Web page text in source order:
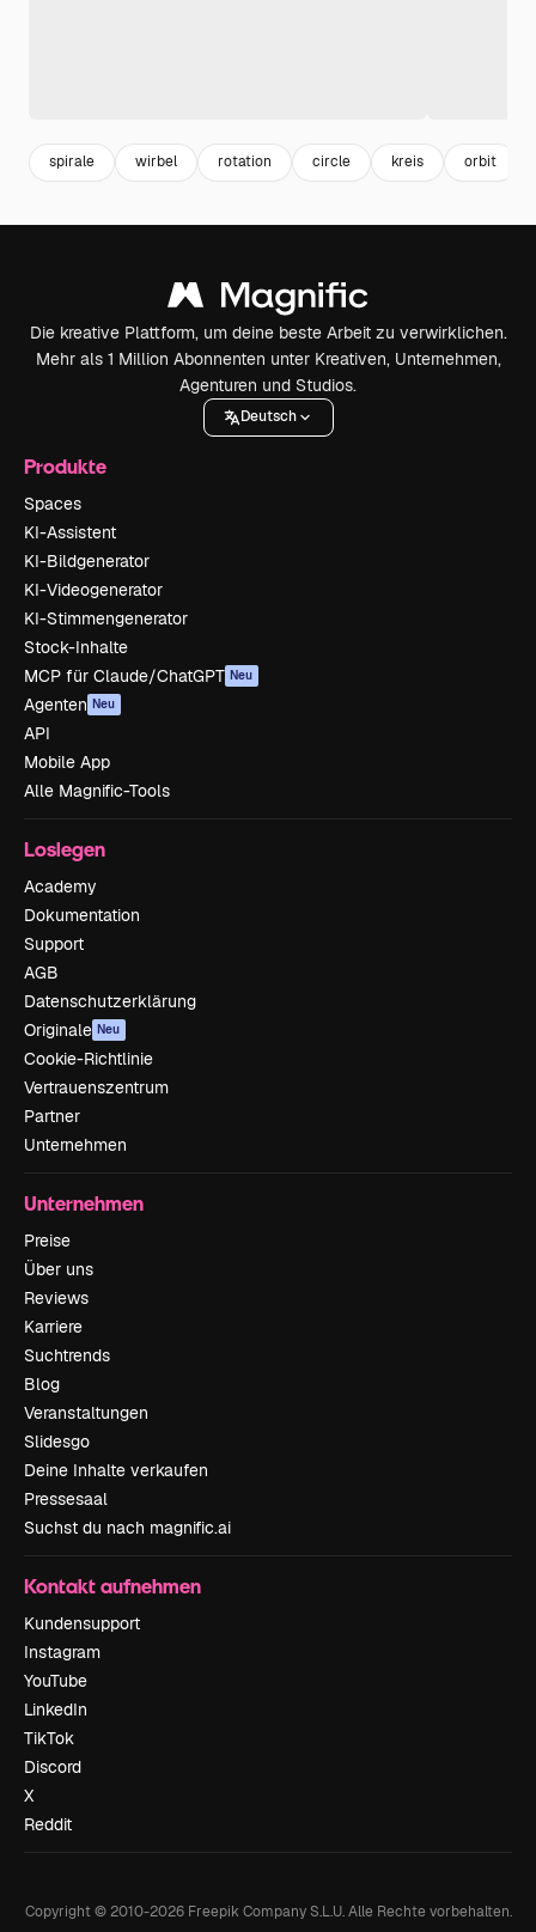
spirale wirbel rotation circle kreis orbit
Die kreative Plattform, um deine beste Arbeit zu verwirklichen.
Mehr als 1 Million Abonnenten unter Kreativen, Unternehmen,
Agenturen und Studios.
Deutsch
Produkte
Spaces
KI-Assistent
KI-Bildgenerator
KI-Videogenerator
KI-Stimmengenerator
Stock-Inhalte
MCP für Claude/ChatGPT Neu
Agenten Neu
API
Mobile App
Alle Magnific-Tools
Loslegen
Academy
Dokumentation
Support
AGB
Datenschutzerklärung
Originale Neu
Cookie-Richtlinie
Vertrauenszentrum
Partner
Unternehmen
Unternehmen
Preise
Über uns
Reviews
Karriere
Suchtrends
Blog
Veranstaltungen
Slidesgo
Deine Inhalte verkaufen
Pressesaal
Suchst du nach magnific.ai
Kontakt aufnehmen
Kundensupport
Instagram
YouTube
LinkedIn
TikTok
Discord
X
Reddit
Copyright © 2010-2026Freepik Company S.L.U. Alle Rechte vorbehalten.